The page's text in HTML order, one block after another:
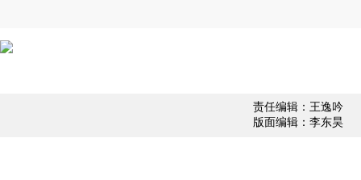
责任编辑：王逸吟
版面编辑：李东昊